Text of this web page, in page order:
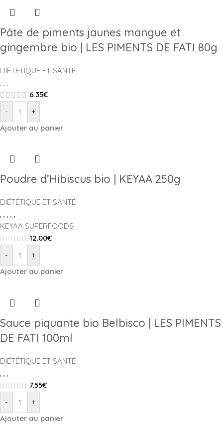
Pâte de piments jaunes mangue et
gingembre bio | LES PIMENTS DE FATI 80g
DIÉTÉTIQUE ET SANTÉ
6.35€
-
+
Ajouter au panier
Poudre d’Hibiscus bio | KEYAA 250g
DIÉTÉTIQUE ET SANTÉ
, , , , ,
KEYAA SUPERFOODS
12.00€
-
+
Ajouter au panier
Sauce piquante bio Belbisco | LES PIMENTS
DE FATI 100ml
DIÉTÉTIQUE ET SANTÉ
7.55€
-
+
Ajouter au panier